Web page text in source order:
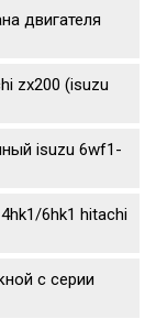
двигателя
zx200 (isuzu
isuzu 6wf1-
6hk1 hitachi
с серии